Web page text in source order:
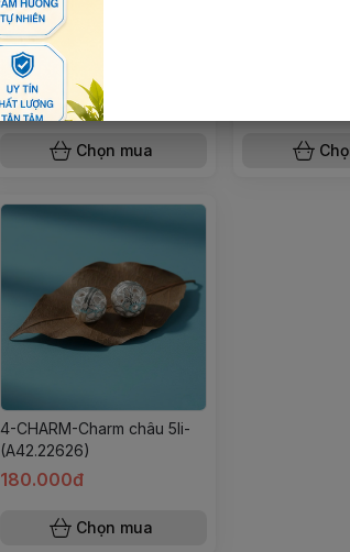
9-CHARM-SỬU-Charm tuổi
phong thuỷ-(A130.22626)
390.000đ
Chọn mua
4-CHARM-Charm châu 5li-
(A42.22626)
180.000đ
Chọn mua